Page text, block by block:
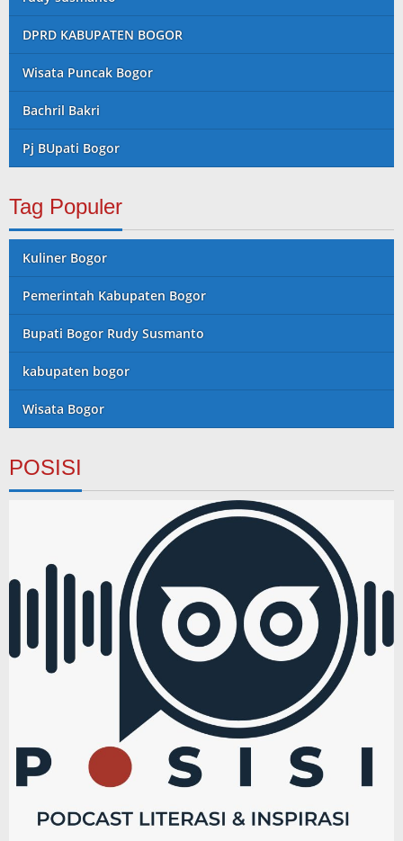
DPRD KABUPATEN BOGOR
Wisata Puncak Bogor
Bachril Bakri
Pj BUpati Bogor
Tag Populer
Kuliner Bogor
Pemerintah Kabupaten Bogor
Bupati Bogor Rudy Susmanto
kabupaten bogor
Wisata Bogor
POSISI